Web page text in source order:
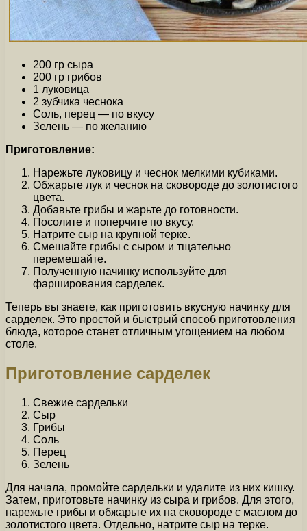
200 гр сыра
200 гр грибов
1 луковица
2 зубчика чеснока
Соль, перец — по вкусу
Зелень — по желанию
Приготовление:
Нарежьте луковицу и чеснок мелкими кубиками.
Обжарьте лук и чеснок на сковороде до золотистого
цвета.
Добавьте грибы и жарьте до готовности.
Посолите и поперчите по вкусу.
Натрите сыр на крупной терке.
Смешайте грибы с сыром и тщательно
перемешайте.
Полученную начинку используйте для
фарширования сарделек.
Теперь вы знаете, как приготовить вкусную начинку для
сарделек. Это простой и быстрый способ приготовления
блюда, которое станет отличным угощением на любом
столе.
Приготовление сарделек
Свежие сардельки
Сыр
Грибы
Соль
Перец
Зелень
Для начала, промойте сардельки и удалите из них кишку.
Затем, приготовьте начинку из сыра и грибов. Для этого,
нарежьте грибы и обжарьте их на сковороде с маслом до
золотистого цвета. Отдельно, натрите сыр на терке.